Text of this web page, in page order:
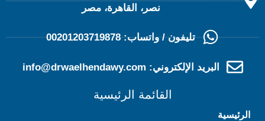
نصر، القاهرة، مصر
تليفون / واتساب: 00201203719878
البريد الإلكتروني: info@drwaelhendawy.com
القائمة الرئيسية
الرئيسية